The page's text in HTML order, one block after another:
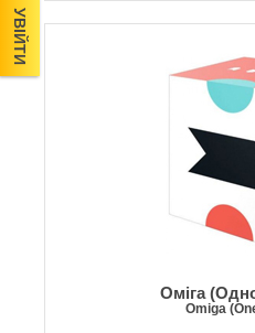
УВІЙТИ
Оміга
Omiga